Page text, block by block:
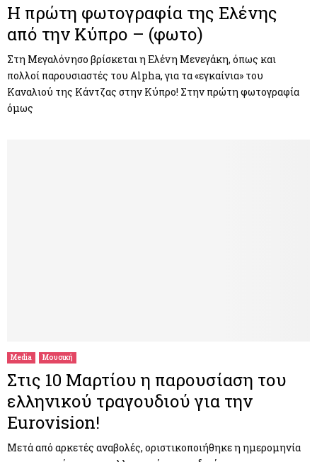
H πρώτη φωτογραφία της Ελένης
από την Κύπρο – (φωτο)
Στη Μεγαλόνησο βρίσκεται η Ελένη Μενεγάκη, όπως και
πολλοί παρουσιαστές του Alpha, για τα «εγκαίνια» του
Καναλιού της Κάντζας στην Κύπρο! Στην πρώτη φωτογραφία
όμως
Media Μουσική
Στις 10 Μαρτίου η παρουσίαση του
ελληνικού τραγουδιού για την
Eurovision!
Μετά από αρκετές αναβολές, οριστικοποιήθηκε η ημερομηνία